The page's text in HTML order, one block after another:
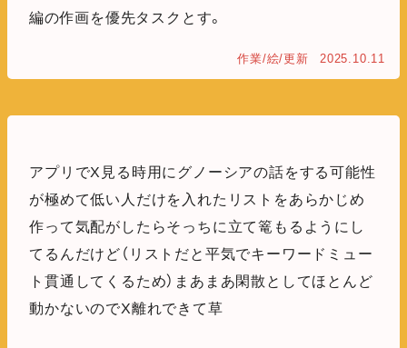
編の作画を優先タスクとす。
作業/絵/更新 2025.10.11
アプリでX見る時用にグノーシアの話をする可能性
が極めて低い人だけを入れたリストをあらかじめ
作って気配がしたらそっちに立て篭もるようにし
てるんだけど（リストだと平気でキーワードミュー
ト貫通してくるため）まあまあ閑散としてほとんど
動かないのでX離れできて草